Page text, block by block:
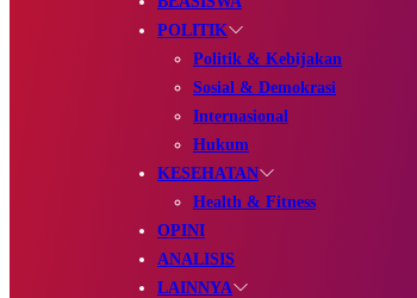
POLITIK
Politik & Kebijakan
Sosial & Demokrasi
Internasional
Hukum
KESEHATAN
Health & Fitness
OPINI
ANALISIS
LAINNYA